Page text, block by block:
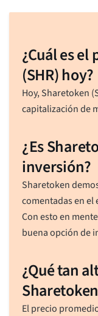
¿Cuál es
(SHR) hoy?
Hoy, Sharetoken
capitalización de
¿Es
inversión?
Sharetoken
comentadas en el
Con esto en
buena opción de
¿Qué tan
El precio